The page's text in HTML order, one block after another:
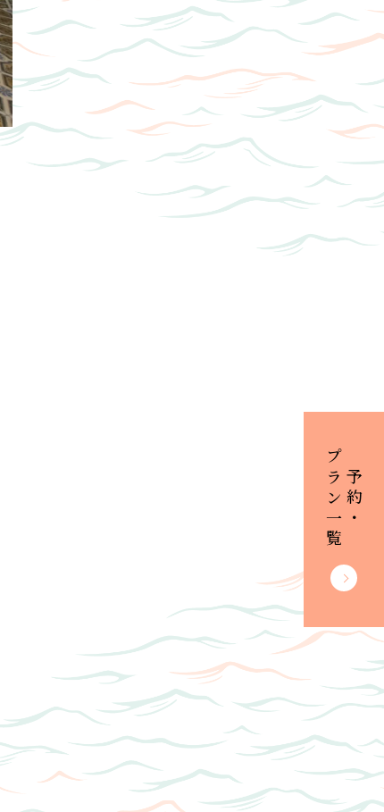
ご予約・
プラン一覧